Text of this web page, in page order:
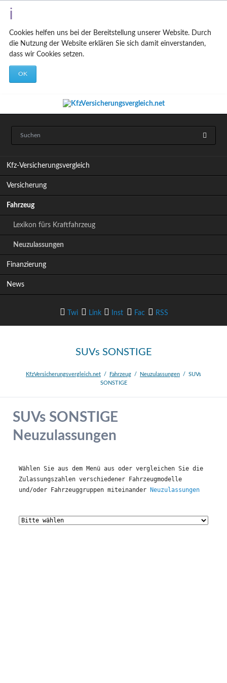
Cookies helfen uns bei der Bereitstellung unserer Website. Durch
die Nutzung der Website erklären Sie sich damit einverstanden,
dass wir Cookies setzen.
OK
a
i
n
Kfz-Versicherungsvergleich
Versicherung
Fahrzeug
Lexikon fürs Kraftfahrzeug
Neuzulassungen
Finanzierung
News
Twi Link
edIn
Inst
agram
Fac
ebook
RSS
-Feed
SUVs SONSTIGE
KfzVersicherungsvergleich.net Fahrzeug Neuzulassungen
SUVs
SONSTIGE
SUVs SONSTIGE
Neuzulassungen
Wählen Sie aus dem Menü aus oder vergleichen Sie die
Zulassungszahlen verschiedener Fahrzeugmodelle
und/oder Fahrzeuggruppen miteinander Neuzulassungen